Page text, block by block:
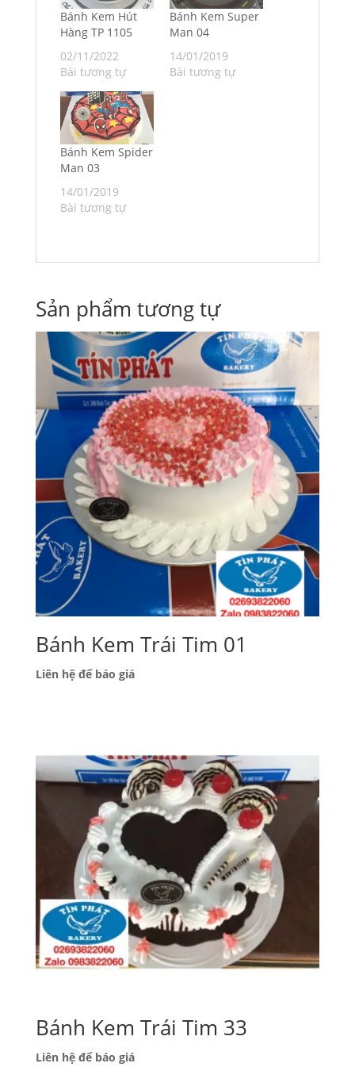
Bánh Kem Hút
Hàng TP 1105
02/11/2022
Bài tương tự
Bánh Kem Super
Man 04
14/01/2019
Bài tương tự
Bánh Kem Spider
Man 03
14/01/2019
Bài tương tự
Sản phẩm tương tự
Bánh Kem Trái Tim 01
Liên hệ để báo giá
Bánh Kem Trái Tim 33
Liên hệ để báo giá